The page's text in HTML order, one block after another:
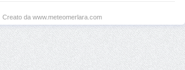
Creato da www.meteomerlara.com